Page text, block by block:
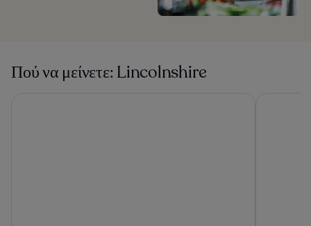
Πού να μείνετε: Lincolnshire